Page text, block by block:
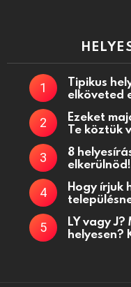
Tipikus
elköveted
Ezeket
Te köztük
8
Hogy írjuk
LY vagy
helyesen?